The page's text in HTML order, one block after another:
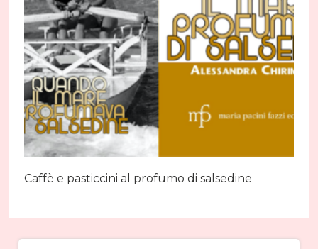
Caffè e pasticcini al profumo di salsedine